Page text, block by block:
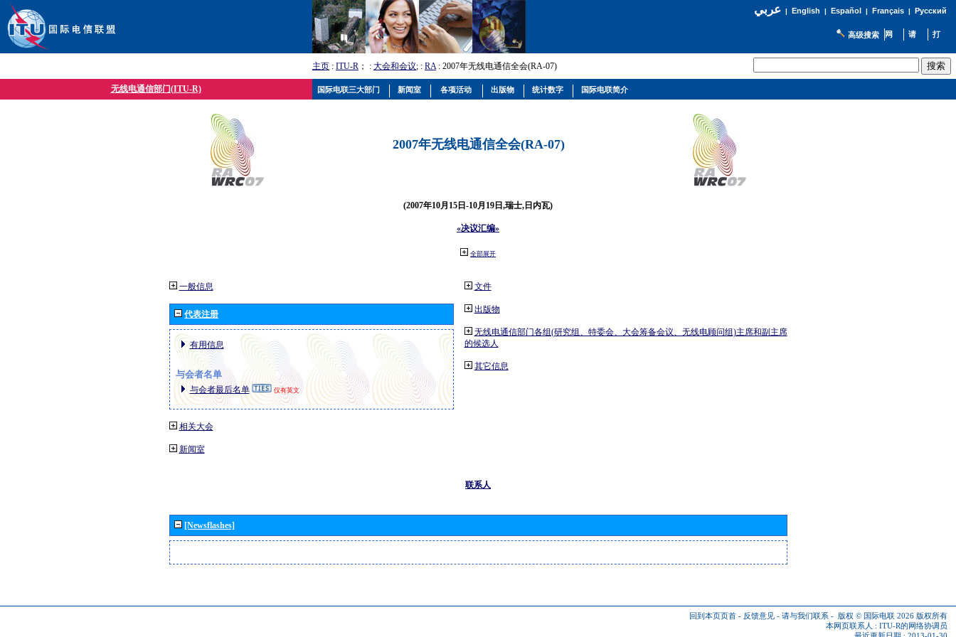
عربي| English | Español | Français| Русский
高级搜索
主页 : ITU-R ； : 大会和会议; : RA: 2007年无线电通信全会(RA-07)
无线电通信部门(ITU-R)
2007年无线电通信全会(RA-07)
(2007年10月15日-10月19日,瑞士,日内瓦)
«决议汇编»
全部展开
一般信息
代表注册
有用信息
与会者名单
与会者最后名单 仅有英文
相关大会
新闻室
文件
出版物
无线电通信部门各组(研究组、特委会、大会筹备会议、无线电顾问组)主席和副主席
的候选人
其它信息
联系人
[Newsflashes]
回到本页页首 - 反馈意见 - 请与我们联系 - 版权 © 国际电联 2026 版权所有
本网页联系人 : ITU-R的网络协调员
国际电联三大部门 新闻室 各项活动 出版物 统计数字 国际电联简介